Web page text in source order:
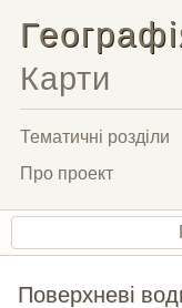
Карти
Тематичні розділи
Про проект
Поверхневі